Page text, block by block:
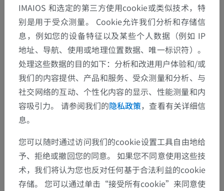
67(2), pp.193-212.https://doi.org/10.1113/expphysiol.1982.sp002630
Ganapathy, M.K., Reddy, V. and Tadi, P. Neuroanatomy, Spinal Cord Mor
phology. [Updated 2021 Oct 30].In: StatPearls [Internet].Treasure Isla
nd (FL): StatPearls Publishing; 2022 Jan-. Available from:
https://www.ncbi.nlm.nih.gov/books/NBK545206/
YousufDar, M., 2015. Neuroanatomical structures of spinal cord–A revie
w. International Journal of Livestock Research. 5(7), pp. 11-23.
图片集
IMAIOS 和选定的第三方使用cookie或类似技术，特
别是用于受众测量。 Cookie允许我们分析和存储信
息，例如您的设备特征以及某些个人数据（例如 IP
地址、导航、使用或地理位置数据、唯一标识符）。
处理这些数据的目的如下：分析和改进用户体验和/或
我们的内容提供、产品和服务、受众测量和分析、与
社交网络的互动、个性化内容的显示、性能测量和内
容吸引力。 请参阅我们的隐私政策，查看有关详细信
息。
您可以随时通过访问我们的cookie设置工具自由地给
予、拒绝或撤回您的同意。 如果您不同意使用这些技
术，我们将认为您也反对任何基于合法利益的cookie
存储。 您可以通过单击“接受所有cookie”来同意使